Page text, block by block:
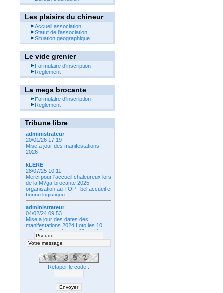
Les plaisirs du chineur
Accueil association
Statut de l'association
Situation geographique
Le vide grenier
Formulaire d'inscription
Reglement
La mega brocante
Formulaire d'inscription
Reglement
Tribune libre
administrateur
20/01/26 17:19
Mise a jour des manifestations
2026
kLERE
28/07/25 10:11
Merci pour l'accueil chaleureux lors
de la M?ga-brocante 2025-
organisation au TOP ! bel accueil et
bonne logistique
administrateur
04/02/24 09:53
Mise a jour des dates des
manifestations 2024 Loto les 10
aout, 7 septembtre et 19 octobre
The dansant le 20 octobre
Retaper le code :